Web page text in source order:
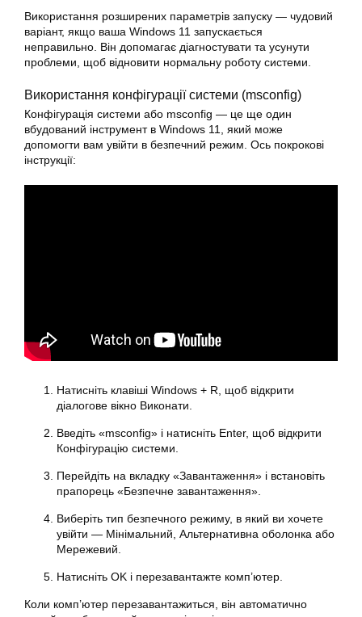
Використання розширених параметрів запуску — чудовий
варіант, якщо ваша Windows 11 запускається
неправильно. Він допомагає діагностувати та усунути
проблеми, щоб відновити нормальну роботу системи.
Використання конфігурації системи (msconfig)
Конфігурація системи або msconfig — це ще один
вбудований інструмент в Windows 11, який може
допомогти вам увійти в безпечний режим. Ось покрокові
інструкції:
Натисніть клавіші Windows + R, щоб відкрити
діалогове вікно Виконати.
Введіть «msconfig» і натисніть Enter, щоб відкрити
Конфігурацію системи.
Перейдіть на вкладку «Завантаження» і встановіть
прапорець «Безпечне завантаження».
Виберіть тип безпечного режиму, в який ви хочете
увійти — Мінімальний, Альтернативна оболонка або
Мережевий.
Натисніть OK і перезавантажте комп’ютер.
Коли комп’ютер перезавантажиться, він автоматично